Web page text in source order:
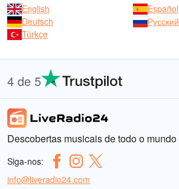
English
Español
Deutsch
Русский
Türkçe
4 de 5
Descobertas musicais de todo o mundo
Siga-nos:
info@liveradio24.com